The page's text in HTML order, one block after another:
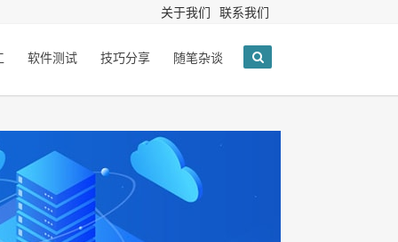
关于我们 联系我们
软件测试 技巧分享 随笔杂谈